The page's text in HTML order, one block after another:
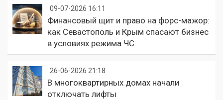
09-07-2026 16:11
Финансовый щит и право на форс-мажор:
как Севастополь и Крым спасают бизнес
в условиях режима ЧС
26-06-2026 21:18
В многоквартирных домах начали
отключать лифты